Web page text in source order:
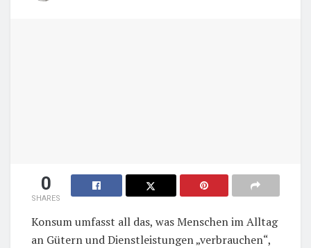
0
SHARES
Konsum umfasst all das, was Menschen im Alltag
an Gütern und Dienstleistungen „verbrauchen“,